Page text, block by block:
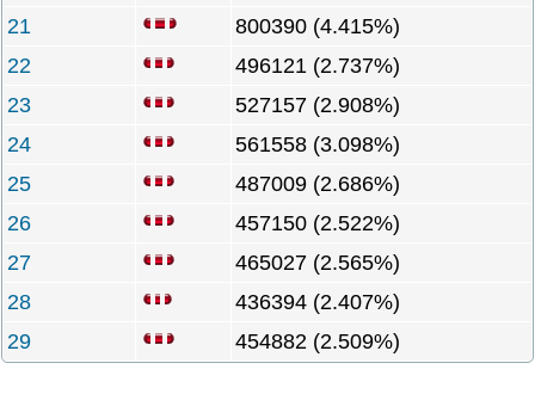
21
800390 (4.415%)
22
496121 (2.737%)
23
527157 (2.908%)
24
561558 (3.098%)
25
487009 (2.686%)
26
457150 (2.522%)
27
465027 (2.565%)
28
436394 (2.407%)
29
454882 (2.509%)